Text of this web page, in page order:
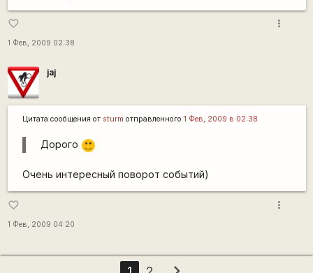
favorite_border
1 Фев, 2009 02:38
more_vert
jaj
Цитата сообщения от sturm отправленного 1 Фев, 2009 в 02:38
Дорого :)
Очень интересный поворот событий)
favorite_border
1 Фев, 2009 04:20
more_vert